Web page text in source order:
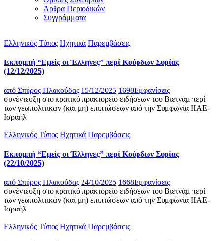
Άρθρα Περιοδικών
Συγγράμματα
Ελληνικός Τύπος Ηχητικά Παρεμβάσεις
Eκπομπή “Εμείς οι Έλληνες” περί Κούρδων Συρίας
(12/12/2025)
από Σπύρος Πλακούδας 15/12/2025 1698Εμφανίσεις
συνέντευξη στο κρατικό πρακτορείο ειδήσεων του Βιετνάμ περί
των γεωπολιτικών (και μη) επιπτώσεων από την Συμφωνία ΗΑΕ-
Ισραήλ
Ελληνικός Τύπος Ηχητικά Παρεμβάσεις
Eκπομπή “Εμείς οι Έλληνες” περί Κούρδων Συρίας
(22/10/2025)
από Σπύρος Πλακούδας 24/10/2025 1668Εμφανίσεις
συνέντευξη στο κρατικό πρακτορείο ειδήσεων του Βιετνάμ περί
των γεωπολιτικών (και μη) επιπτώσεων από την Συμφωνία ΗΑΕ-
Ισραήλ
Ελληνικός Τύπος Ηχητικά Παρεμβάσεις